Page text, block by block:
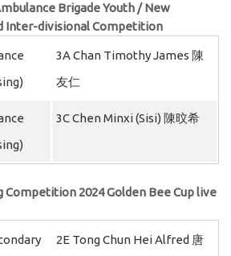
Brigade Youth / New
Inter-divisional Competition
3A Chan Timothy James 陳
友仁
3C Chen Minxi (Sisi) 陳旼希
Competition 2024 Golden Bee Cup live
2E Tong Chun Hei Alfred 唐